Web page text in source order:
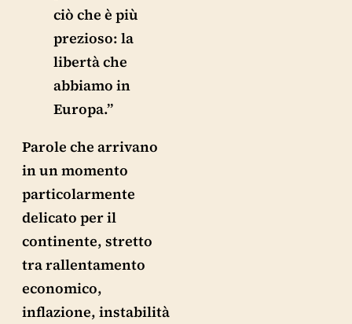
ciò che è più
prezioso: la
libertà che
abbiamo in
Europa.”
Parole che arrivano
in un momento
particolarmente
delicato per il
continente, stretto
tra rallentamento
economico,
inflazione, instabilità